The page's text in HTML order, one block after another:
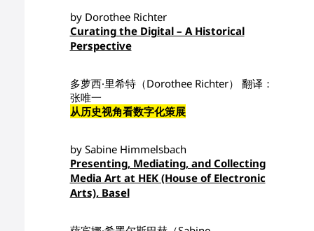
by Dorothee Richter
Curating the Digital – A Historical
Perspective
多萝西·里希特（Dorothee Richter） 翻译：
张唯一
从历史视角看数字化策展
by Sabine Himmelsbach
Presenting, Mediating, and Collecting
Media Art at HEK (House of Electronic
Arts), Basel